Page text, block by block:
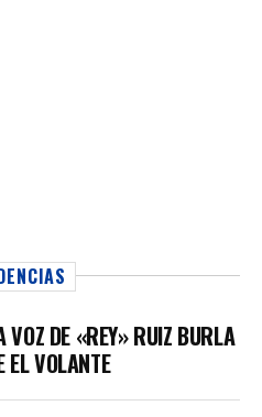
VOZ DE «REY» RUIZ BURLA
EL VOLANTE